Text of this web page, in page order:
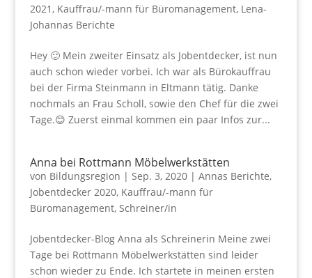
2021, Kauffrau/-mann für Büromanagement, Lena-
Johannas Berichte
Hey 🙂 Mein zweiter Einsatz als Jobentdecker, ist nun
auch schon wieder vorbei. Ich war als Bürokauffrau
bei der Firma Steinmann in Eltmann tätig. Danke
nochmals an Frau Scholl, sowie den Chef für die zwei
Tage.😊 Zuerst einmal kommen ein paar Infos zur...
Anna bei Rottmann Möbelwerkstätten
von Bildungsregion | Sep. 3, 2020| Annas Berichte,
Jobentdecker 2020, Kauffrau/-mann für
Büromanagement, Schreiner/in
Jobentdecker-Blog Anna als Schreinerin Meine zwei
Tage bei Rottmann Möbelwerkstätten sind leider
schon wieder zu Ende. Ich startete in meinen ersten